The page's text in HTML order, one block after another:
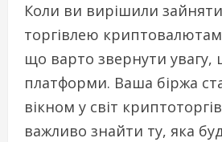
Коли ви вирішили
торгівлею
що варто звернути увагу,
платформи. Ваша біржа
вікном у світ
важливо знайти ту, яка